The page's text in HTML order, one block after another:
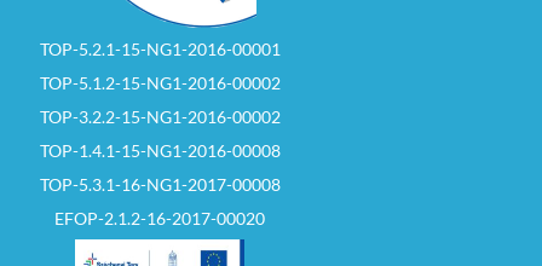
TOP-5.2.1-15-NG1-2016-00001
TOP-5.1.2-15-NG1-2016-00002
TOP-3.2.2-15-NG1-2016-00002
TOP-1.4.1-15-NG1-2016-00008
TOP-5.3.1-16-NG1-2017-00008
EFOP-2.1.2-16-2017-00020